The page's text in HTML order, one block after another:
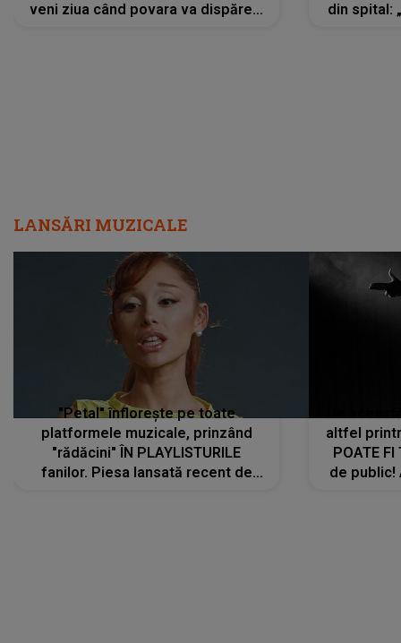
veni ziua când povara va dispărea,
din spital:
LANSĂRI MUZICALE
"Petal" înflorește pe toate
platformele muzicale, prinzând
"rădăcini" ÎN PLAYLISTURILE
fanilor. Piesa lansată recent de
altfel
POATE FI
de public!